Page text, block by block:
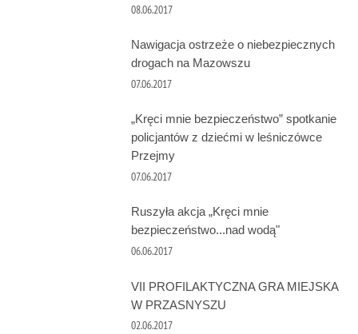
08.06.2017
Nawigacja ostrzeże o niebezpiecznych
drogach na Mazowszu
07.06.2017
„Kręci mnie bezpieczeństwo” spotkanie
policjantów z dziećmi w leśniczówce
Przejmy
07.06.2017
Ruszyła akcja „Kręci mnie
bezpieczeństwo...nad wodą"
06.06.2017
VII PROFILAKTYCZNA GRA MIEJSKA
W PRZASNYSZU
02.06.2017